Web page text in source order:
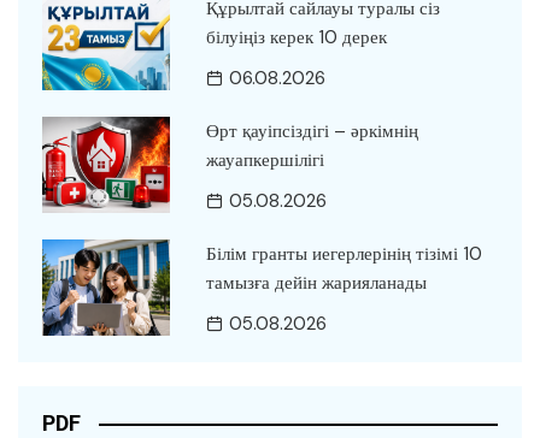
Құрылтай сайлауы туралы сіз
білуіңіз керек 10 дерек
06.08.2026
Өрт қауіпсіздігі – әркімнің
жауапкершілігі
05.08.2026
Білім гранты иегерлерінің тізімі 10
тамызға дейін жарияланады
05.08.2026
PDF